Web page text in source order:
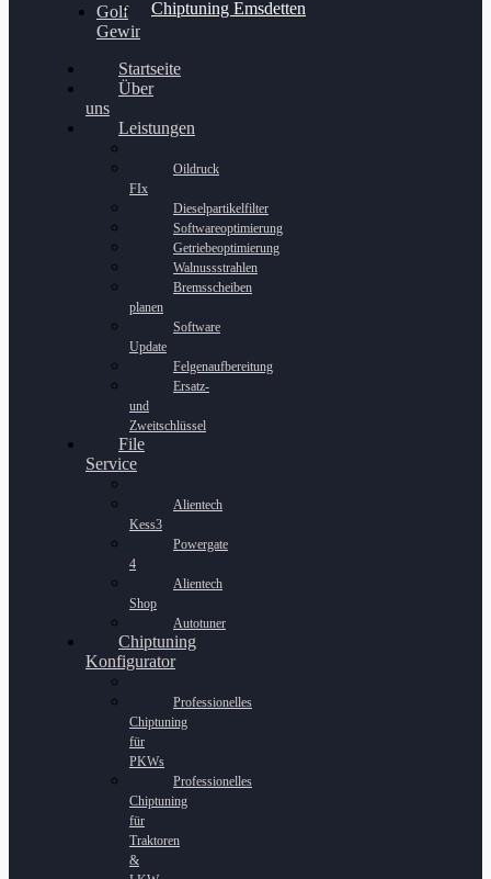
Chiptuning Emsdetten
Golf
Gewinnspiel
Startseite
Über
uns
Leistungen
Oildruck
FIx
Dieselpartikelfilter
Softwareoptimierung
Getriebeoptimierung
Walnussstrahlen
Bremsscheiben
planen
Software
Update
Felgenaufbereitung
Ersatz-
und
Zweitschlüssel
File
Service
Alientech
Kess3
Powergate
4
Alientech
Shop
Autotuner
Chiptuning
Konfigurator
Professionelles
Chiptuning
für
PKWs
Professionelles
Chiptuning
für
Traktoren
&